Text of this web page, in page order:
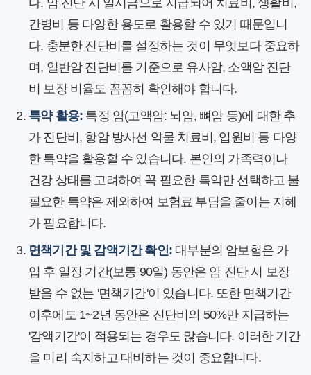
다. 암 진단 시 일시금으로 지급되어 치료비, 생활비,
간병비 등 다양한 용도로 활용할 수 있기 때문입니
다. 충분한 진단비를 설정하는 것이 무엇보다 중요하
며, 일반암 진단비를 기준으로 유사암, 소액암 진단
비 보장 비율도 꼼꼼히 확인해야 합니다.
특약 활용: 특정 암(고액암: 뇌암, 뼈암 등)에 대한 추
가 진단비, 항암 방사선 약물 치료비, 입원비 등 다양
한 특약을 활용할 수 있습니다. 본인의 가족력이나
건강 상태를 고려하여 꼭 필요한 특약만 선택하고 불
필요한 특약은 제외하여 보험료 부담을 줄이는 지혜
가 필요합니다.
면책기간 및 감액기간 확인: 대부분의 암보험은 가
입 후 일정 기간(보통 90일) 동안은 암 진단 시 보장
받을 수 없는 '면책기간'이 있습니다. 또한 면책기간
이후에도 1~2년 동안은 진단비의 50%만 지급하는
'감액기간'이 적용되는 경우도 많습니다. 이러한 기간
을 미리 숙지하고 대비하는 것이 중요합니다.